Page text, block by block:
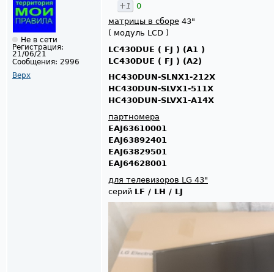
Не в сети
Регистрация:
21/06/21
Сообщения: 2996
Верх
+1
0
матрицы в сборе 43"
( модуль LCD )
LC430DUE ( FJ ) (A1 )
LC430DUE ( FJ ) (A2)
HC430DUN-SLNX1-212X
HC430DUN-SLVX1-511X
HC430DUN-SLVX1-A14X
партномера
EAJ63610001
EAJ63892401
EAJ63829501
EAJ64628001
для телевизоров LG 43"
серий LF / LH / LJ